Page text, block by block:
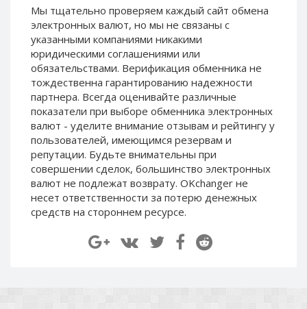
Мы тщательно проверяем каждый сайт обмена
электронных валют, но мы не связаны c
указанными компаниями никакими
юридическими соглашениями или
обязательствами. Верификация обменника не
тождественна гарантированию надежности
партнера. Всегда оценивайте различные
показатели при выборе обменника электронных
валют - уделите внимание отзывам и рейтингу у
пользователей, имеющимся резервам и
репутации. Будьте внимательны при
совершении сделок, большинство электронных
валют не подлежат возврату. OKchanger не
несет ответственности за потерю денежных
средств на стороннем ресурсе.
Paymer RUB
Paymer UAH
Capitalist USD
Capitalist RUB
Capitalist EUR
Payoneer USD
Payoneer EUR
Revolut Binance USD
(BUSD)
Revolut USD
Global24 UAH
Paymer RUB
Capitalist USD
Capitalist RUB
Capitalist EUR
Payoneer USD
Payoneer EUR
Revolut Binance USD
(BUSD)
Revolut USD
Revolut EUR
Piastrix EUR